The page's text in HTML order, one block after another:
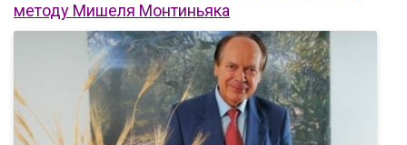
методу Мишеля Монтиньяка